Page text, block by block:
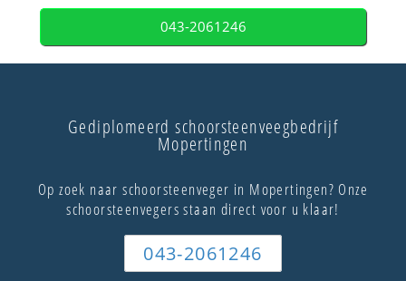
043-2061246
Gediplomeerd schoorsteenveegbedrijf
Mopertingen
Op zoek naar schoorsteenveger in Mopertingen? Onze
schoorsteenvegers staan direct voor u klaar!
043-2061246